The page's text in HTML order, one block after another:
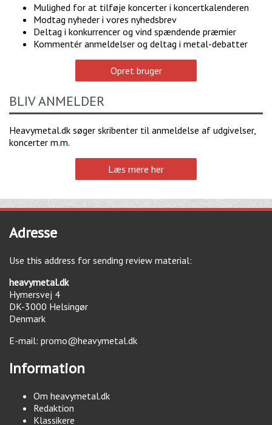
Mulighed for at tilføje koncerter i koncertkalenderen
Modtag nyheder i vores nyhedsbrev
Deltag i konkurrencer og vind spændende præmier
Kommentér anmeldelser og deltag i metal-debatter
Opret bruger
BLIV ANMELDER
Heavymetal.dk søger skribenter til anmeldelse af udgivelser,
koncerter m.m.
Læs mere her
Adresse
Use this address for sending review material:
heavymetal.dk
Hymersvej 4
DK-3000 Helsingør
Denmark
E-mail: promo@heavymetal.dk
Information
Om heavymetal.dk
Redaktion
Klassikere